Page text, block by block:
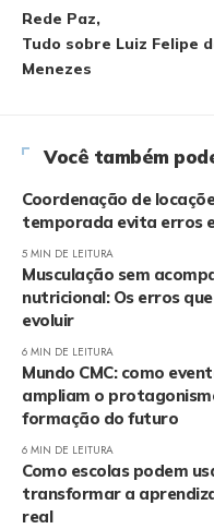
Rede Paz
Tudo sobre Luiz Felipe
Menezes
Você também
Coordenação de
temporada evita erros
5 MIN DE LEITURA
Musculação sem
nutricional: Os erros
evoluir
6 MIN DE LEITURA
Mundo CMC: como
ampliam o
formação do futuro
6 MIN DE LEITURA
Como escolas podem
transformar a
real